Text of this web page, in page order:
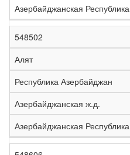
Азербайджанская Республика
548502
Алят
Республика Азербайджан
Азербайджанская ж.д.
Азербайджанская Республика